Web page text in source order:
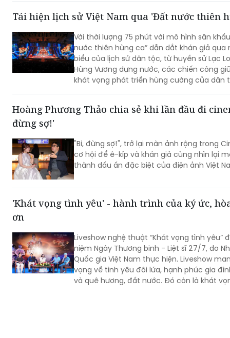
Tái hiện lịch sử Việt Nam qua 'Đất nước thiên
Với thời lượng 75 phút với mô hình sân
nước thiên hùng ca” dẫn dắt khán giả
biểu của lịch sử dân tộc, từ huyền sử Lạc
Hùng Vương dựng nước, các chiến công
khát vọng phát triển hùng cường của
Hoàng Phương Thảo chia sẻ khi lần đầu đi
đừng sợ!'
"Bi, đừng sợ!", trở lại màn ảnh rộng trong Cinema Tour, mang đến
cơ hội để ê-kíp và khán giả cùng nhìn lại
thành dấu ấn đặc biệt của điện ảnh Việt
'Khát vọng tình yêu' - hành trình của ký ức,
ơn
Liveshow nghệ thuật “Khát vọng tình yêu”
niệm Ngày Thương binh - Liệt sĩ 27/7, do
Quốc gia Việt Nam thực hiện. Liveshow
vọng về tình yêu đôi lứa, hạnh phúc gia
và quê hương, đất nước. Đó còn là khát